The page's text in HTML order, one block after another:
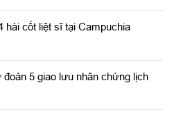
hài cốt liệt sĩ tại Campuchia
đoàn 5 giao lưu nhân chứng lịch